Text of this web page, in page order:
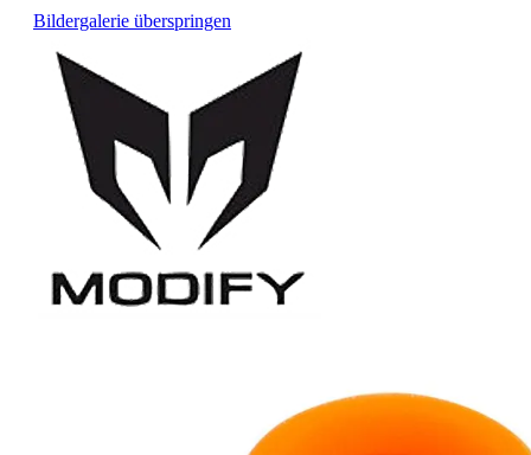
Bildergalerie überspringen